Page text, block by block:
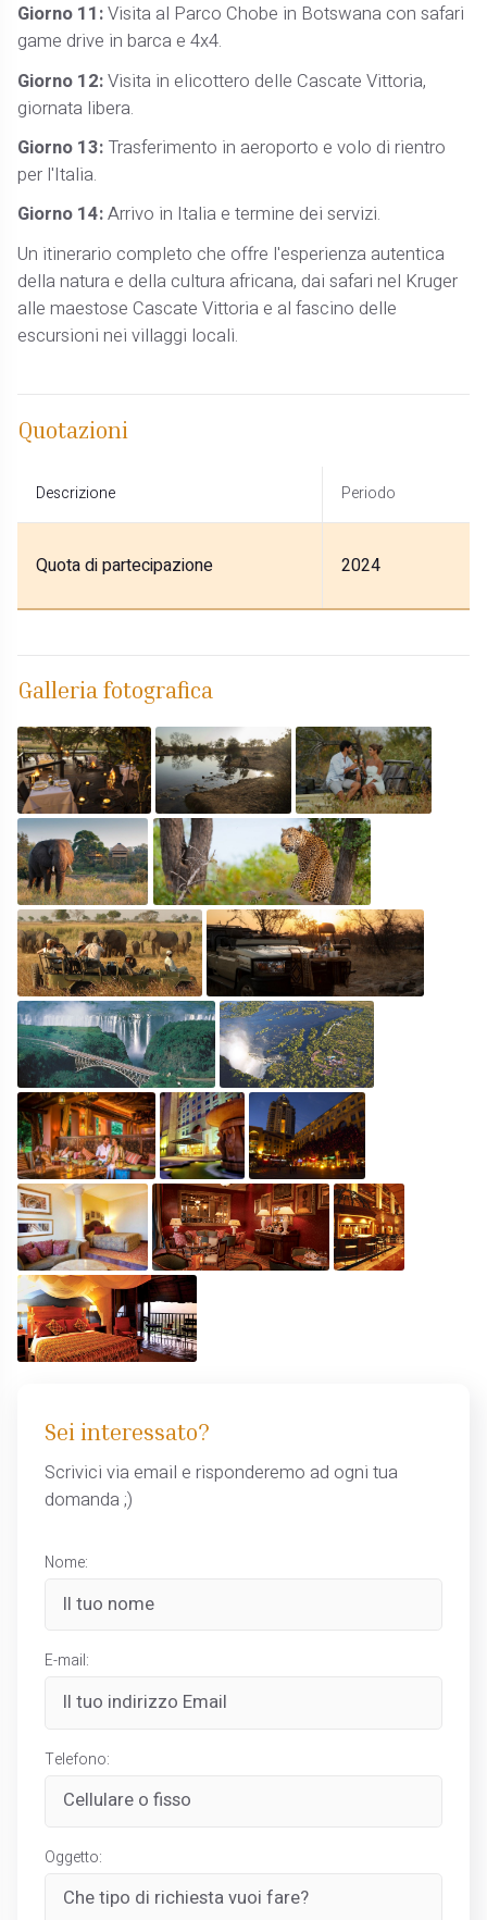
Giorno 11:Visita al Parco Chobe in Botswana con safari
game drive in barca e 4x4.
Giorno 12:Visita in elicottero delle Cascate Vittoria,
giornata libera.
Giorno 13: Trasferimento in aeroporto e volo di rientro
per l'Italia.
Giorno 14:Arrivo in Italia e termine dei servizi.
Un itinerario completo che offre l'esperienza autentica
della natura e della cultura africana, dai safari nel Kruger
alle maestose Cascate Vittoria e al fascino delle
escursioni nei villaggi locali.
Quotazioni
Descrizione Periodo
Quota di partecipazione 2024
Galleria fotografica
Sei interessato?
Scrivici via email e risponderemo ad ogni tua
domanda ;)
Nome:
E-mail:
Telefono:
Oggetto: